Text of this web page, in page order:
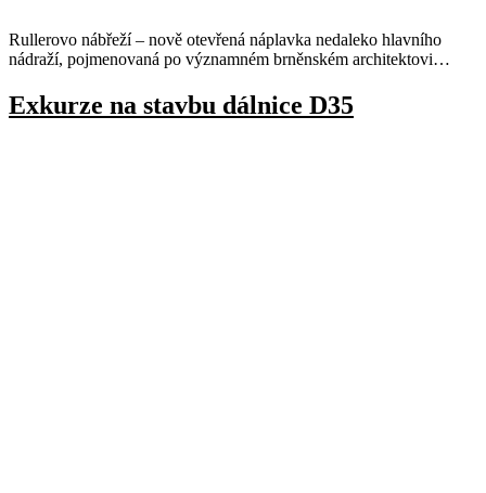
Rullerovo nábřeží – nově otevřená náplavka nedaleko hlavního
nádraží, pojmenovaná po významném brněnském architektovi…
Exkurze na stavbu dálnice D35